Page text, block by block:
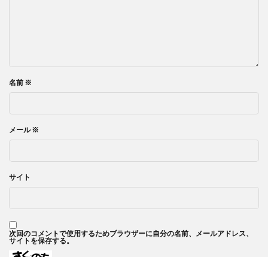
名前 ※
メール※
サイト
次回のコメントで使用するためブラウザーに自分の名前、メールアドレス、
サイトを保存する。